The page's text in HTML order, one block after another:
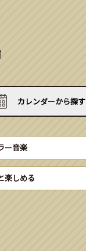
カレンダーから探す
ー音楽
楽しめる